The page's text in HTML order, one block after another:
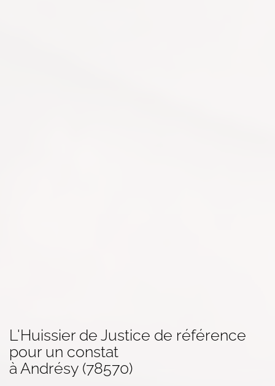
L'Huissier de Justice de référence
pour un constat
à Andrésy (78570)